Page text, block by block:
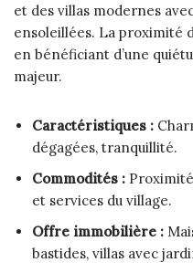
et des villas modernes
ensoleillées. La proximité
en bénéficiant d’une
majeur.
Caractéristiques :
dégagées, tranquillité.
Commodités :
et services du village.
Offre immobilière :
bastides, villas avec